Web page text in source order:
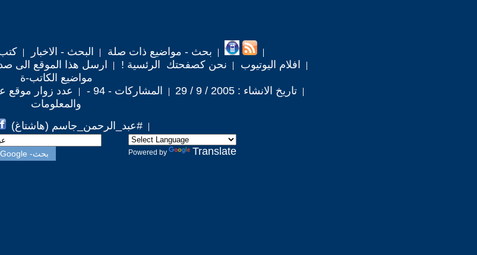
بحث - مواضيع ذات صلة البحث - الاخبار
افلام اليوتيوب
نحن كصفحتك الرئسية ! ارسل هذا الموقع الى
مواضيع الكاتب-ة
تاريخ الانشاء : 2005 / 9 / 29
المشاركات - 94 - عدد زوار موقع
والمعلومات
#عبد_الرحمن_جاسم (هاشتاغ)
Powered by Translate